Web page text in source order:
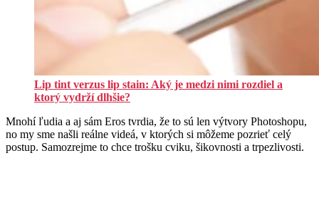
Lip tint verzus lip stain: Aký je medzi nimi rozdiel a
ktorý vydrží dlhšie?
Mnohí ľudia a aj sám Eros tvrdia, že to sú len výtvory Photoshopu,
no my sme našli reálne videá, v ktorých si môžeme pozrieť celý
postup. Samozrejme to chce trošku cviku, šikovnosti a trpezlivosti.